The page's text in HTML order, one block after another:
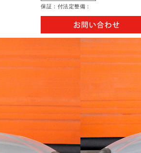
保証： 付法定整備：